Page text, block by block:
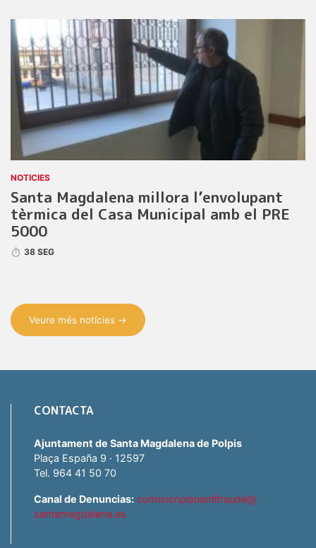
NOTICIES
Santa Magdalena millora l’envolupant
tèrmica del Casa Municipal amb el PRE
5000
38 SEG
Veure més notícies →
CONTACTA
Ajuntament de Santa Magdalena de Polpis
Plaça España 9 · 12597
Tel. 964 41 50 70
Canal de Denuncias: comisionplanantifraude@
santamagdalena.es